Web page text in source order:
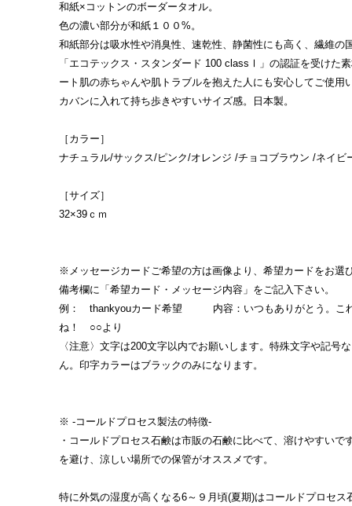
和紙×コットンのボーダータオル。
色の濃い部分が和紙１００%。
和紙部分は吸水性や消臭性、速乾性、静菌性にも高く、繊維の
「エコテックス・スタンダード 100 classⅠ」の認証を受けた
ート肌の赤ちゃんや肌トラブルを抱えた人にも安心してご使用
カバンに入れて持ち歩きやすいサイズ感。日本製。
［カラー］
ナチュラル/サックス/ピンク/オレンジ /チョコブラウン /ネイビ
［サイズ］
32×39ｃｍ
※メッセージカードご希望の方は画像より、希望カードをお選
備考欄に「希望カード・メッセージ内容」をご記入下さい。
例： thankyouカード希望 内容：いつもありがとう。これ
ね！ ○○より
〈注意〉文字は200文字以内でお願いします。特殊文字や記号
ん。印字カラーはブラックのみになります。
※ -コールドプロセス製法の特徴-
・コールドプロセス石鹸は市販の石鹸に比べて、溶けやすいで
を避け、涼しい場所での保管がオススメです。
特に外気の湿度が高くなる6～９月頃(夏期)はコールドプロセス